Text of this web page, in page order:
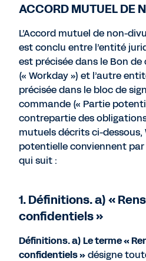
ACCORD MUTUEL DE
L’Accord mutuel de non-
est conclu entre l’entité
est précisée dans le Bon
(« Workday ») et l’autre
précisée dans le bloc de
commande (« Partie
contrepartie des
mutuels décrits ci-
potentielle conviennent par
qui suit :
1. Définitions. a) «
confidentiels »
Définitions. a) Le terme «
confidentiels »désigne